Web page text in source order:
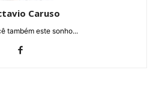
Caruso
também este sonho...